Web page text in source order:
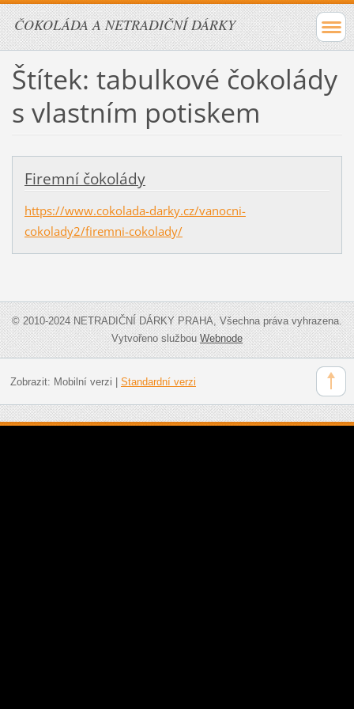
ČOKOLÁDA A NETRADIČNÍ DÁRKY
Štítek: tabulkové čokolády
s vlastním potiskem
Firemní čokolády
https://www.cokolada-darky.cz/vanocni-
cokolady2/firemni-cokolady/
© 2010-2024 NETRADIČNÍ DÁRKY PRAHA, Všechna práva vyhrazena.
Vytvořeno službouWebnode
Zobrazit: Mobilní verzi Standardní verzi